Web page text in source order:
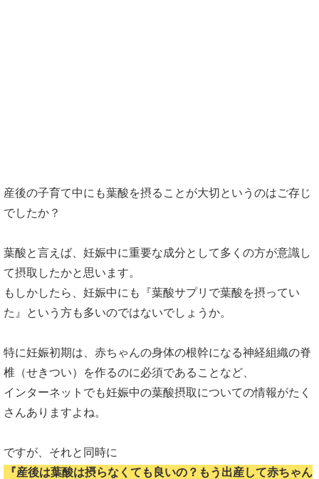
産後の子育て中にも葉酸を摂ることが大切というのはご存じ
でしたか？
葉酸と言えば、妊娠中に重要な成分として多くの方が意識し
て摂取したかと思います。
もしかしたら、妊娠中にも『葉酸サプリで葉酸を摂ってい
た』という方も多いのではないでしょうか。
特に妊娠初期は、赤ちゃんの身体の根幹になる神経組織の脊
椎（せきつい）を作るのに必須であることなど、
インターネットでも妊娠中の葉酸摂取についての情報がたく
さんありますよね。
ですが、それと同時に
『産後は葉酸は摂らなくても良いの？もう出産して赤ちゃん